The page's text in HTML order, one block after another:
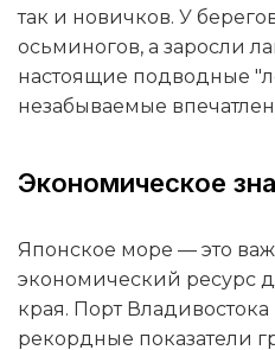
так и новичков. У
осьминогов, а заросли
настоящие подводные
незабываемые
Экономическое
Японское море — это
экономический ресурс
края. Порт Владивостока
рекордные показатели